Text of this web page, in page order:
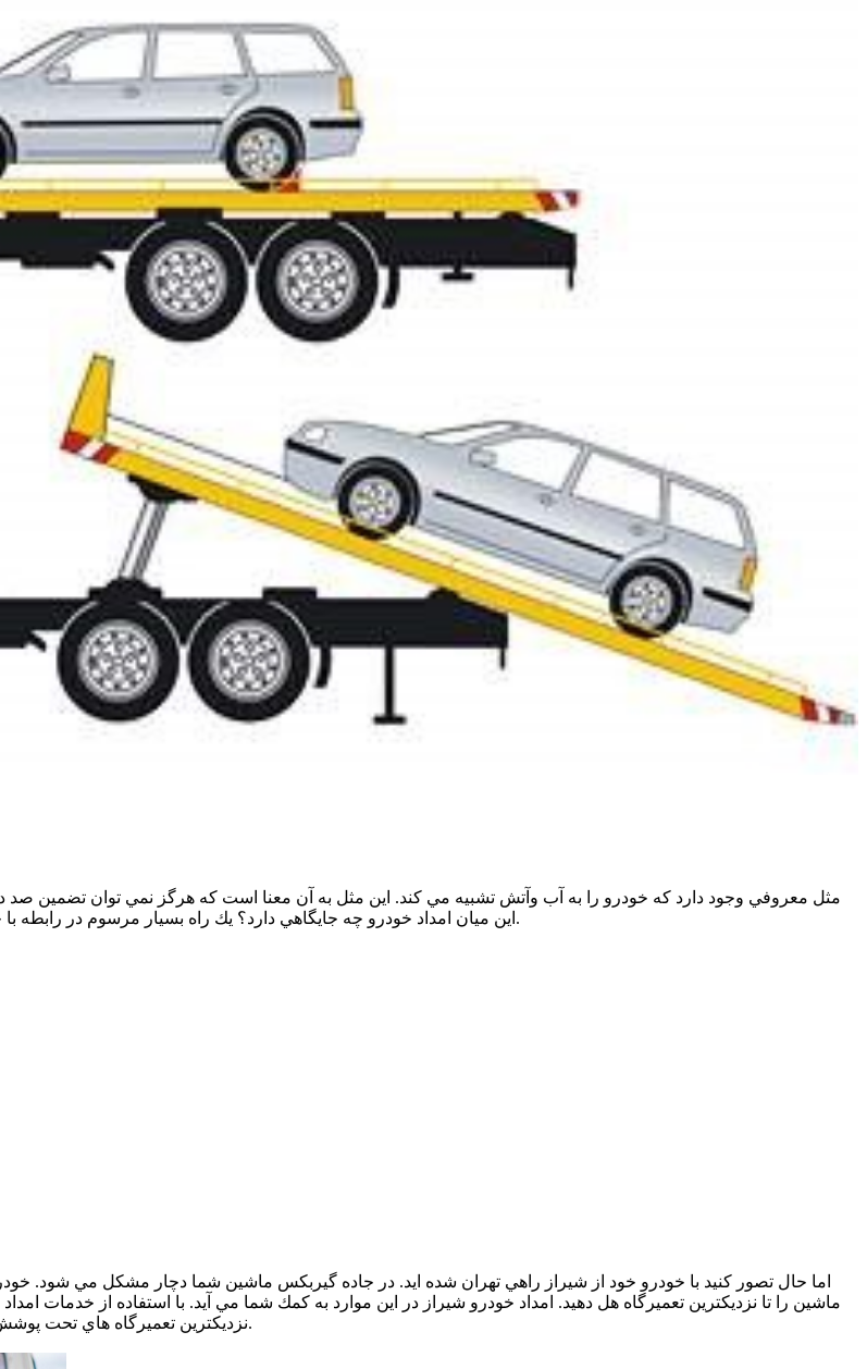
مثل معروفي وجود دارد كه خودرو را به آب وآتش تشبيه مي كند. اين مثل به آن معنا است كه هرگز نمي توان تضمين
اين ميان امداد خودرو چه جايگاهي دارد؟ يك راه بسيار مرسوم در رابطه با خرابي خودرو، بردن آن به تعميرگاه است. در اغلب موارد هم اين روش جواب مي دهد.
اما حال تصور كنيد با خودرو خود از شيراز راهي تهران شده ايد. در جاده گيربكس ماشين شما دچار مشكل مي شود.
ماشين را تا نزديكترين تعميرگاه هل دهيد. امداد خودرو شيراز در اين موارد به كمك شما مي آيد. با استفاده از خدمات
نزديكترين تعميرگاه هاي تحت پوشش امداد خودرو انتقال دهيد. لازم است تا كمي بيشتر با خدمات امداد خودرو آشنا شويم.